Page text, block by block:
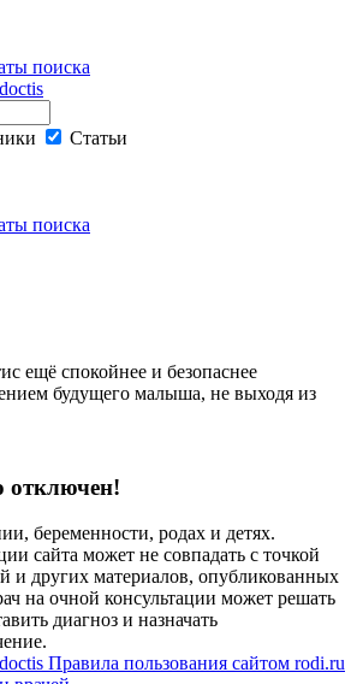
поиска
Статьи
поиска
ещё спокойнее и безопаснее
будущего малыша, не выходя из
отключен!
беременности, родах и детях.
сайта может не совпадать с точкой
и других материалов, опубликованных
на очной консультации может решать
диагноз и назначать
Правила пользования сайтом rodi.ru